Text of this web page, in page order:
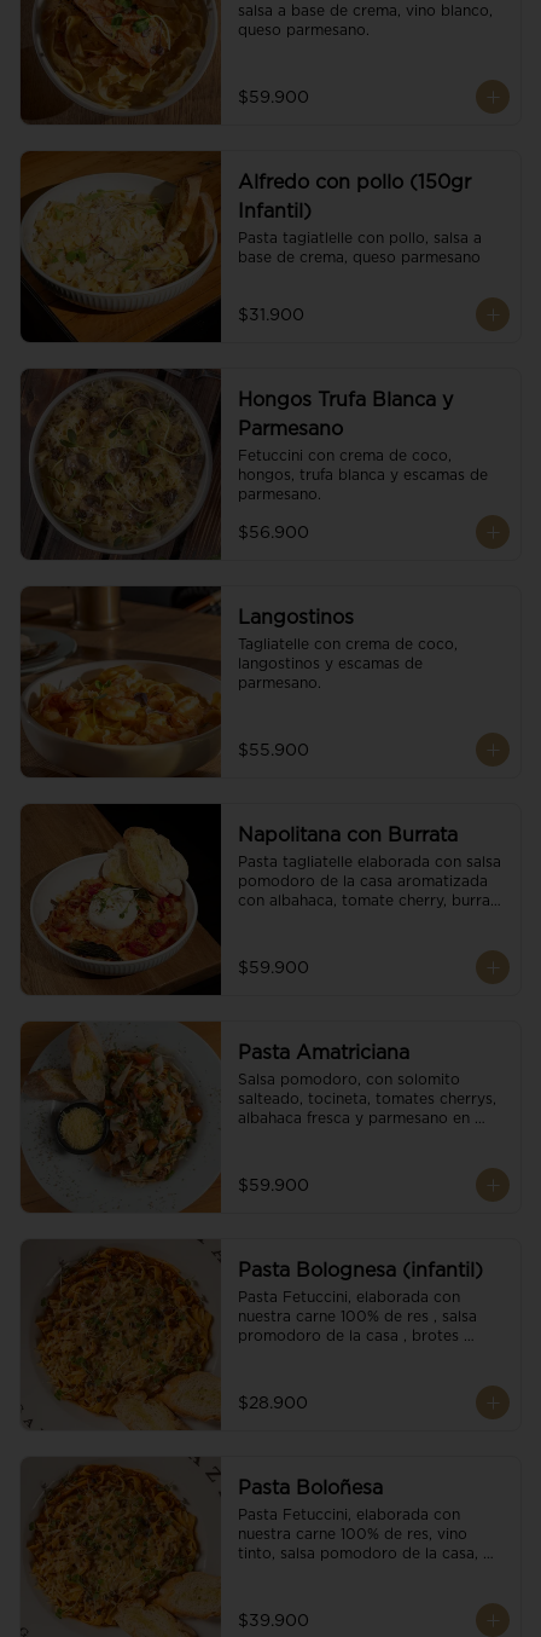
salsa a base de crema, vino blanco,
queso parmesano.
$59.900
Alfredo con pollo (150gr
Infantil)
Pasta tagiatlelle con pollo, salsa a
base de crema, queso parmesano
$31.900
Hongos Trufa Blanca y
Parmesano
Fetuccini con crema de coco,
hongos, trufa blanca y escamas de
parmesano.
$56.900
Langostinos
Tagliatelle con crema de coco,
langostinos y escamas de
parmesano.
$55.900
Napolitana con Burrata
Pasta tagliatelle elaborada con salsa
pomodoro de la casa aromatizada
con albahaca, tomate cherry, burrata
$59.900
Pasta Amatriciana
Salsa pomodoro, con solomito
salteado, tocineta, tomates cherrys,
albahaca fresca y parmesano en
$59.900
Pasta Bolognesa (infantil)
Pasta Fetuccini, elaborada con
nuestra carne 100% de res , salsa
promodoro de la casa , brotes
$28.900
Pasta Boloñesa
Pasta Fetuccini, elaborada con
nuestra carne 100% de res, vino
tinto, salsa pomodoro de la casa,
$39.900